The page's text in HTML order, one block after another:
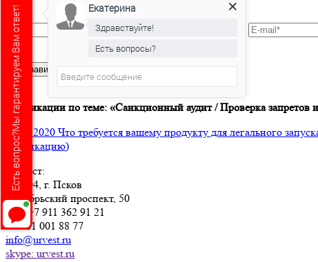
Публикации по теме: «Санкционный аудит / Проверка
21.07.2020 Что требуется вашему продукту для легального
публикацию)
Юрвест:
180004, г. Псков
Октябрьский проспект, 50
Тел: +7 911 362 91 21
+7 921 001 88 77
info@urvest.ru
skype: urvest.ru
Есть вопрос?Мы гарантируем Вам ответ! Екатерина
Здравствуйте!
Есть вопросы?